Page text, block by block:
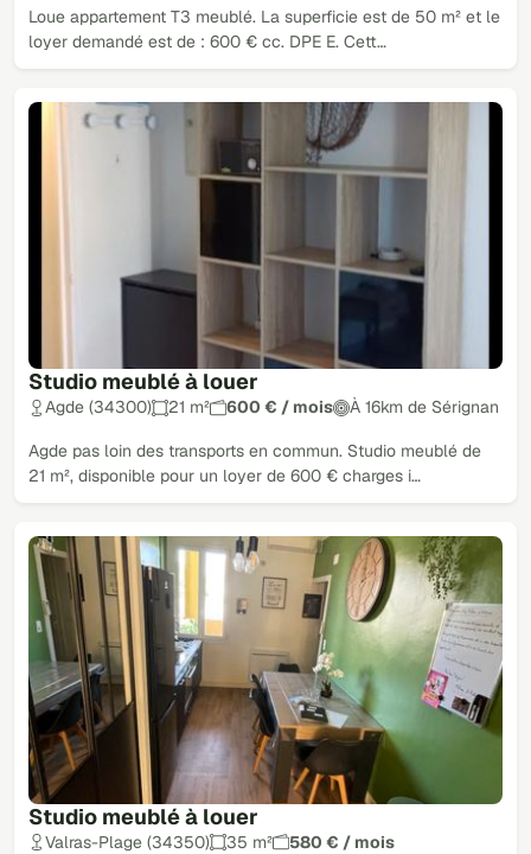
Loue appartement T3 meublé. La superficie est de 50 m² et le
loyer demandé est de : 600 € cc. DPE E. Cett…
Studio meublé à louer
Agde (34300) 21 m² 600 € / mois À 16km de Sérignan
Agde pas loin des transports en commun. Studio meublé de
21 m², disponible pour un loyer de 600 € charges i…
Studio meublé à louer
Valras-Plage (34350) 35 m²
580 € / mois